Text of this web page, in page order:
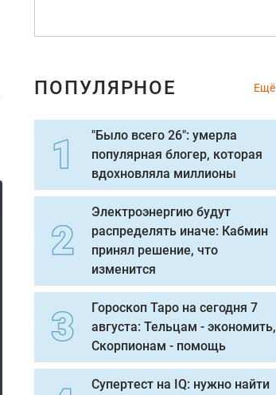
ПОПУЛЯРНОЕ Ещё
"Было всего 26": умерла
популярная блогер, которая
вдохновляла миллионы
Электроэнергию будут
распределять иначе: Кабмин
принял решение, что
изменится
Гороскоп Таро на сегодня 7
августа: Тельцам - экономить,
Скорпионам - помощь
Супертест на IQ: нужно найти